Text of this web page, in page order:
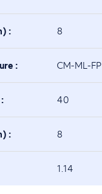
: 8
: CM-ML-FP
40
: 8
1.14